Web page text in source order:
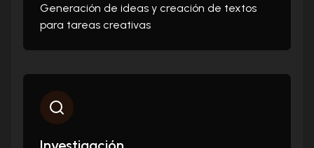
Generación de ideas y creación de textos
para tareas creativas